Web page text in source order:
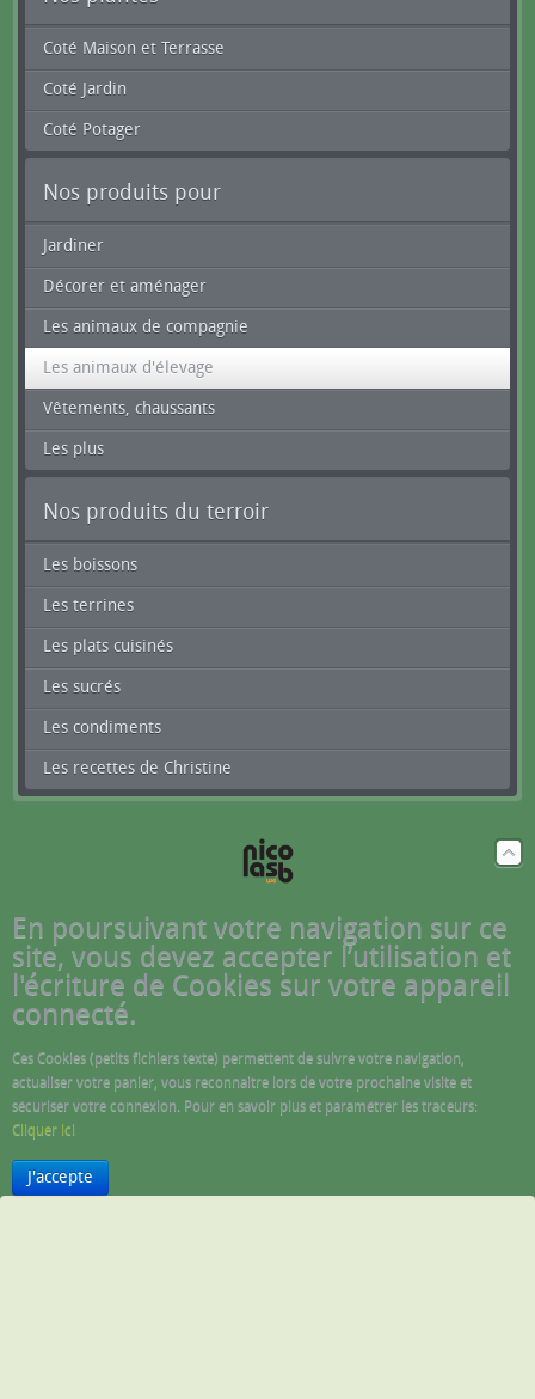
Coté Maison et Terrasse
Coté Jardin
Coté Potager
Nos produits pour
Jardiner
Décorer et aménager
Les animaux de compagnie
Les animaux d'élevage
Vêtements, chaussants
Les plus
Nos produits du terroir
Les boissons
Les terrines
Les plats cuisinés
Les sucrés
Les condiments
Les recettes de Christine
En poursuivant votre navigation sur ce
site, vous devez accepter l’utilisation et
l'écriture de Cookies sur votre appareil
connecté.
Ces Cookies (petits fichiers texte) permettent de suivre votre navigation,
actualiser votre panier, vous reconnaitre lors de votre prochaine visite et
sécuriser votre connexion. Pour en savoir plus et paramétrer les traceurs:
Cliquer ici
J'accepte